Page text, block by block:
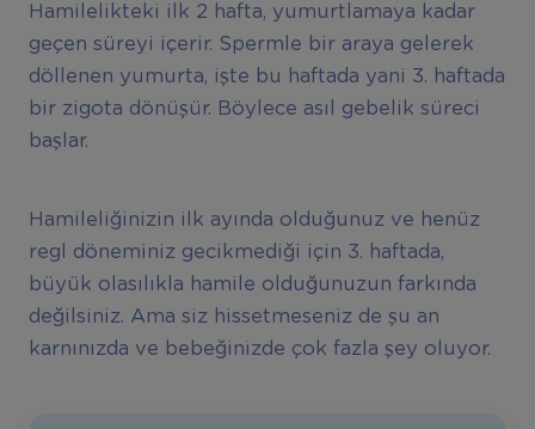
Hamilelikteki ilk 2 hafta, yumurtlamaya kadar
geçen süreyi içerir. Spermle bir araya gelerek
döllenen yumurta, işte bu haftada yani 3. haftada
bir zigota dönüşür. Böylece asıl gebelik süreci
başlar.
Hamileliğinizin ilk ayında olduğunuz ve henüz
regl döneminiz gecikmediği için 3. haftada,
büyük olasılıkla hamile olduğunuzun farkında
değilsiniz. Ama siz hissetmeseniz de şu an
karnınızda ve bebeğinizde çok fazla şey oluyor.